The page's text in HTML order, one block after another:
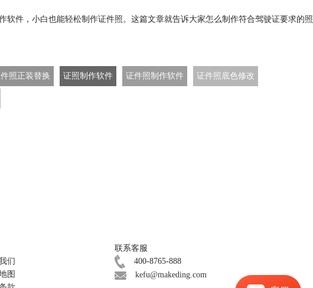
件，小白也能轻松制作证件照。这篇文章就告诉大家怎么制作符合驾驶证要求的照
照正装替换 证照制作软件 证件照制作软件 证件照底色修改
们
图
联系客服
400-8765-888
kefu@makeding.com